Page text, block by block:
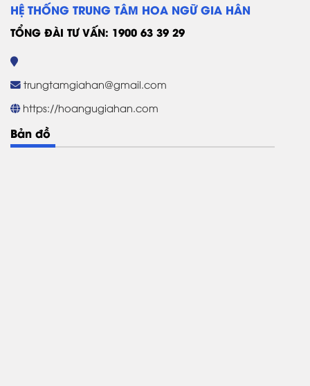
HỆ THỐNG TRUNG TÂM HOA NGỮ GIA HÂN
TỔNG ĐÀI TƯ VẤN: 1900 63 39 29
trungtamgiahan@gmail.com
https://hoangugiahan.com
Bản đồ